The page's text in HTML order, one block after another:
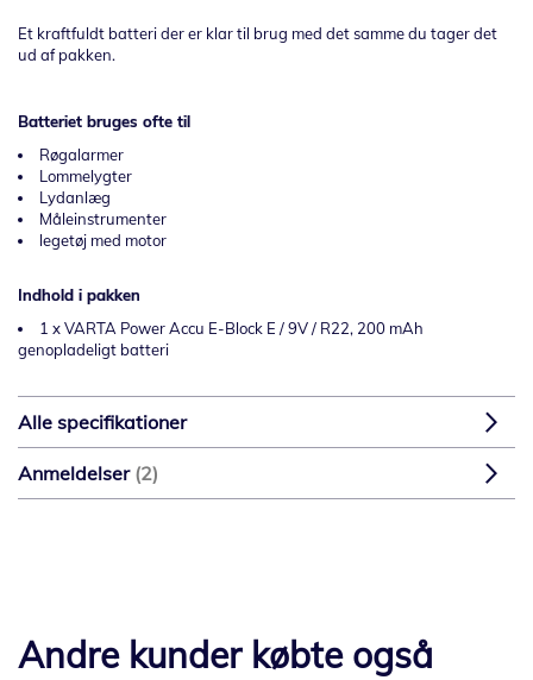
Et kraftfuldt batteri der er klar til brug med det samme du tager det
ud af pakken.
Batteriet bruges ofte til
Røgalarmer
Lommelygter
Lydanlæg
Måleinstrumenter
legetøj med motor
Indhold i pakken
1 x VARTA Power Accu E-Block E / 9V / R22, 200 mAh
genopladeligt batteri
Alle specifikationer
Anmeldelser 2
Andre kunder købte også